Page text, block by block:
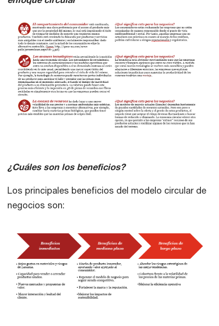
¿Cuáles son los beneficios?
Los principales beneficios del modelo circular de
negocios son: